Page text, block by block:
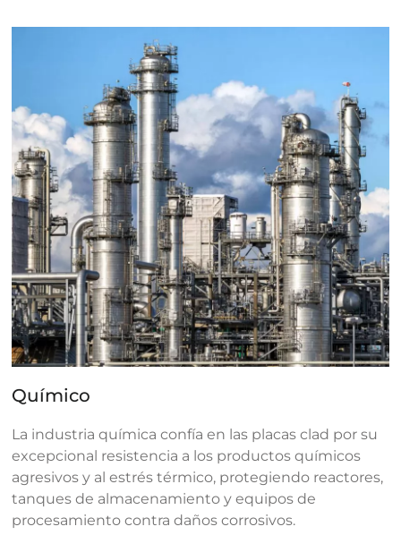
Químico
La industria química confía en las placas clad por su
excepcional resistencia a los productos químicos
agresivos y al estrés térmico, protegiendo reactores,
tanques de almacenamiento y equipos de
procesamiento contra daños corrosivos.